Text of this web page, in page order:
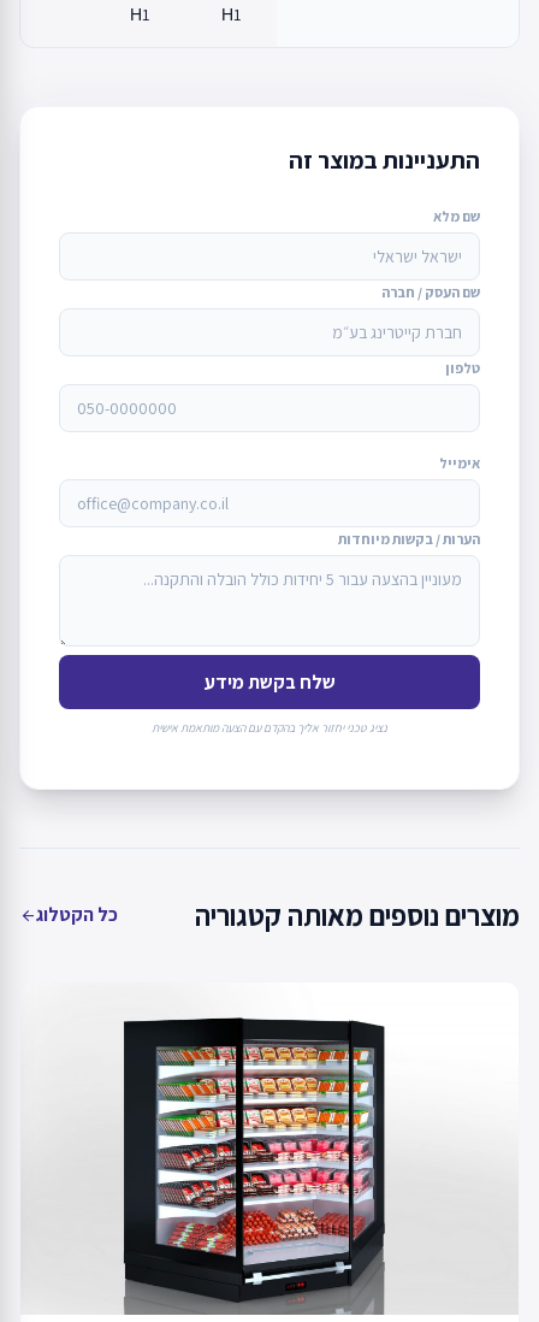
Н1
Н1
התעניינות במוצר זה
שם מלא
שם העסק / חברה
טלפון
אימייל
הערות / בקשות מיוחדות
שלח בקשת מידע
נציג טכני יחזור אליך בהקדם עם הצעה מותאמת אישית
מוצרים נוספים מאותה קטגוריה כל הקטלוגarrow_back